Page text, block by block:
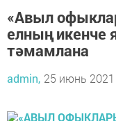
«Авыл
елның икенче
тәмамлана
admin, 25 июнь 2021